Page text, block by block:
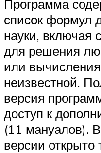
Программа
список формул
науки, включая
для решения
или
неизвестной.
версия
доступ к
(11 мануалов).
версии открыто